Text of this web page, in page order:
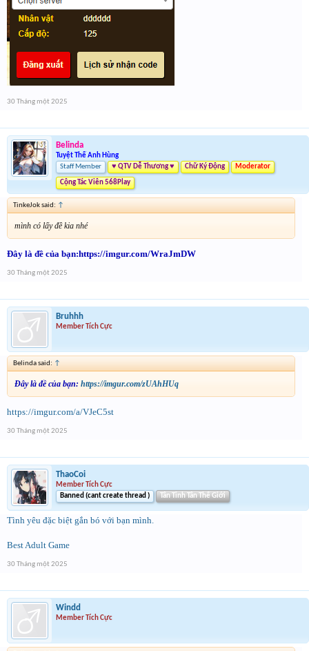
30 Tháng một 2025
Belinda
Tuyệt Thế Anh Hùng
Staff Member
♥ QTV Dễ Thương ♥ Chữ Ký Động Moderator
Cộng Tác Viên 568Play
TinkeJok said: ↑
mình có lấy đề kia nhé
Đây là đề của bạn:https://imgur.com/WraJmDW
30 Tháng một 2025
Bruhhh
Member Tích Cực
Belinda said: ↑
Đây là đề của bạn: https://imgur.com/zUAhHUq
https://imgur.com/a/VJeC5st
30 Tháng một 2025
ThaoCoi
Member Tích Cực
Banned (cant create thread )
Tân Tinh Tân Thế Giới
Tình yêu đặc biệt gắn bó với bạn mình.
Best Adult Game
30 Tháng một 2025
Windd
Member Tích Cực